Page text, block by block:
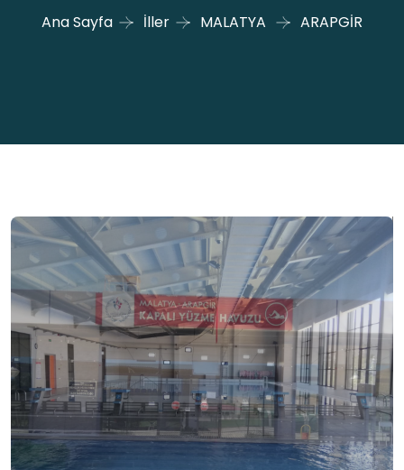
Ana Sayfa İller MALATYA ARAPGİR